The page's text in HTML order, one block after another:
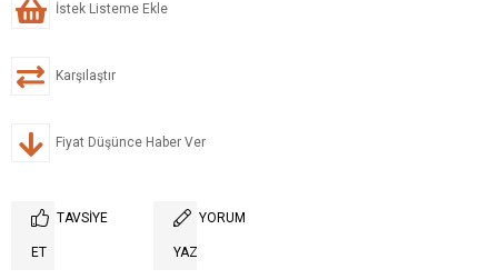
İstek Listeme Ekle
Karşılaştır
Fiyat Düşünce Haber Ver
TAVSIYE
ET
YORUM
YAZ